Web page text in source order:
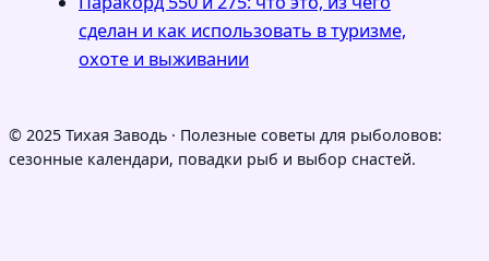
сделан и как использовать в туризме,
охоте и выживании
© 2025 Тихая Заводь · Полезные советы для рыболовов:
сезонные календари, повадки рыб и выбор снастей.